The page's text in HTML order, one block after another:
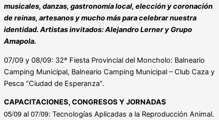
musicales, danzas, gastronomía local, elección y coronación
de reinas, artesanos y mucho más para celebrar nuestra
identidad.Artistas invitados: Alejandro Lerner y Grupo
Amapola.
07/09 y 08/09: 32º Fiesta Provincial del Moncholo: Balneario
Camping Municipal, Balneario Camping Municipal – Club Caza y
Pesca “Ciudad de Esperanza”.
CAPACITACIONES, CONGRESOS Y JORNADAS
05/09 al 07/09: Tecnologías Aplicadas a la Reproducción Animal.